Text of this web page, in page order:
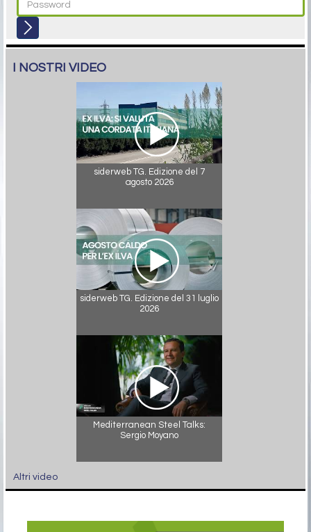
I NOSTRI VIDEO
siderweb TG. Edizione del 7
agosto 2026
siderweb TG. Edizione del 31 luglio
2026
Mediterranean Steel Talks:
Sergio Moyano
Altri video